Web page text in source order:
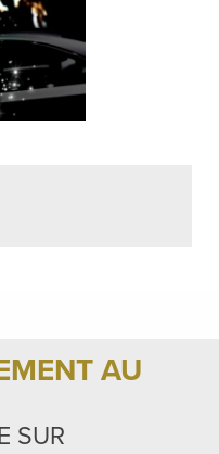
AU
SUR